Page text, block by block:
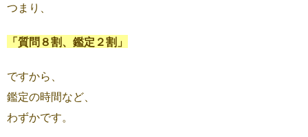
つまり、
「質問８割、鑑定２割」
ですから、
鑑定の時間など、
わずかです。